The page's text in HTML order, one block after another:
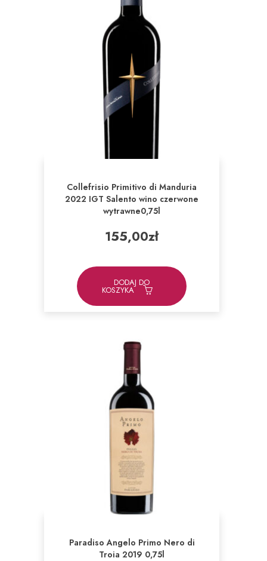
Collefrisio Primitivo di Manduria
2022 IGT Salento wino czerwone
wytrawne0,75l
155,00zł
DODAJ DO
KOSZYKA
Paradiso Angelo Primo Nero di
Troia 2019 0,75l